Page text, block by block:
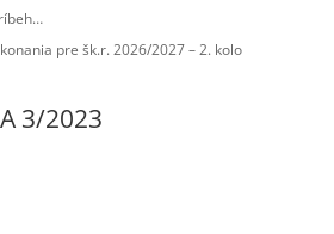
pre šk.r. 2026/2027 – 2. kolo
3/2023